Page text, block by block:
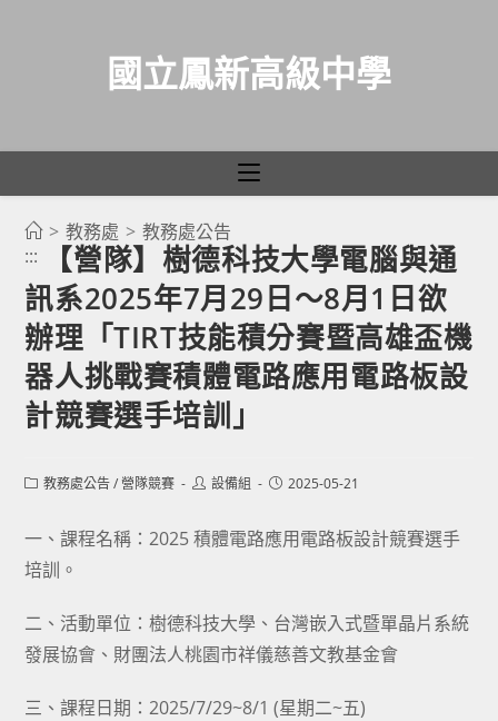
國立鳳新高級中學
> 教務處 > 教務處公告
:::
【營隊】樹德科技大學電腦與通
訊系2025年7月29日～8月1日欲
辦理「TIRT技能積分賽暨高雄盃機
器人挑戰賽積體電路應用電路板設
計競賽選手培訓」
Post教務處公告 / 營隊競賽
Post設備組
Post2025-05-21
一、課程名稱：2025 積體電路應用電路板設計競賽選手
培訓。
二、活動單位：樹德科技大學、台灣嵌入式暨單晶片系統
發展協會、財團法人桃園市祥儀慈善文教基金會
三、課程日期：2025/7/29~8/1 (星期二~五)